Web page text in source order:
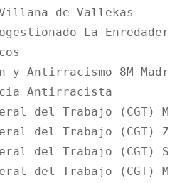
de Vallekas
La Enredadera
y Antirracismo 8M
Antirracista
del Trabajo (CGT)
del Trabajo (CGT)
del Trabajo (CGT)
del Trabajo (CGT)